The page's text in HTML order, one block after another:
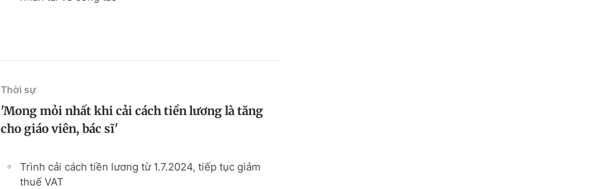
Thời sự
'Mong mỏi nhất khi cải cách tiền lương là tăng
cho giáo viên, bác sĩ'
Trình cải cách tiền lương từ 1.7.2024, tiếp tục giảm
thuế VAT